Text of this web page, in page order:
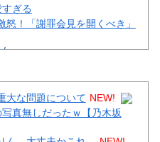
すぎる
！「謝罪会見を開くべき」
ｗｗｗ
大な問題について NEW!
真無しだったｗ【乃木坂